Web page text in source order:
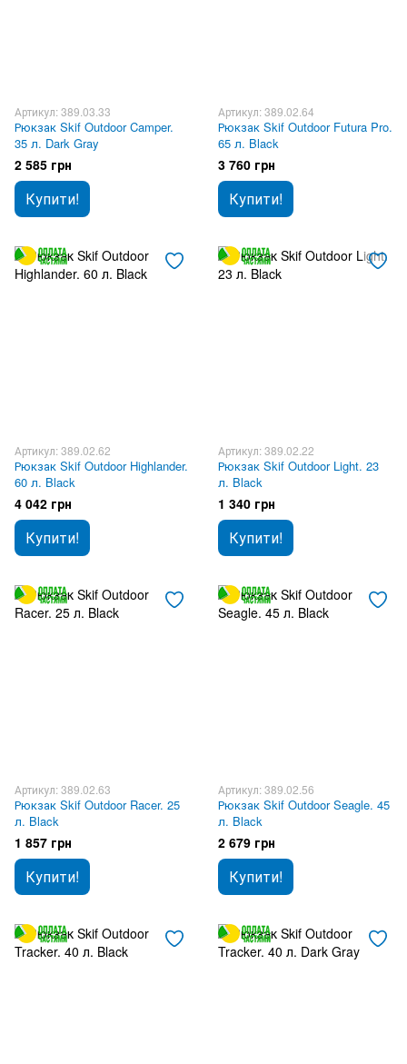
Артикул: 389.03.33
Рюкзак Skif Outdoor Camper.
35 л. Dark Gray
2 585 грн
Купити!
Артикул: 389.02.64
Рюкзак Skif Outdoor Futura Pro.
65 л. Black
3 760 грн
Купити!
Артикул: 389.02.62
Рюкзак Skif Outdoor Highlander.
60 л. Black
4 042 грн
Купити!
Артикул: 389.02.22
Рюкзак Skif Outdoor Light. 23
л. Black
1 340 грн
Купити!
Артикул: 389.02.63
Рюкзак Skif Outdoor Racer. 25
л. Black
1 857 грн
Купити!
Артикул: 389.02.56
Рюкзак Skif Outdoor Seagle. 45
л. Black
2 679 грн
Купити!